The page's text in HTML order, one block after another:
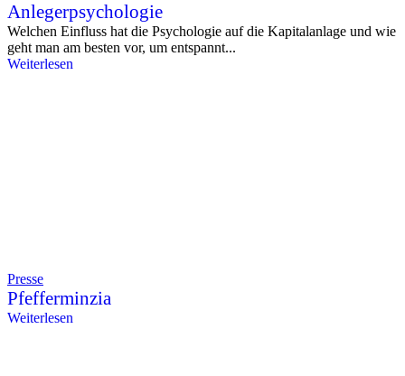
Anlegerpsychologie
Welchen Einfluss hat die Psychologie auf die Kapitalanlage und wie
geht man am besten vor, um entspannt...
Weiterlesen
Presse
Pfefferminzia
Weiterlesen